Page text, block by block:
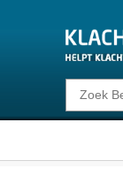
Klacht